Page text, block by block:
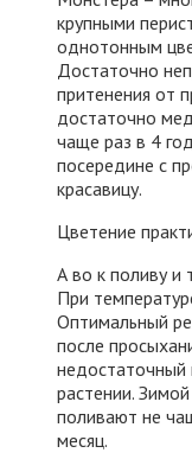
крупными
однотонным
Достаточно
притенения от
достаточно
чаще раз в 4
посередине с
красавицу.
Цветение
А во к поливу и
При
Оптимальный
после
недостаточный
растении.
поливают не
месяц.